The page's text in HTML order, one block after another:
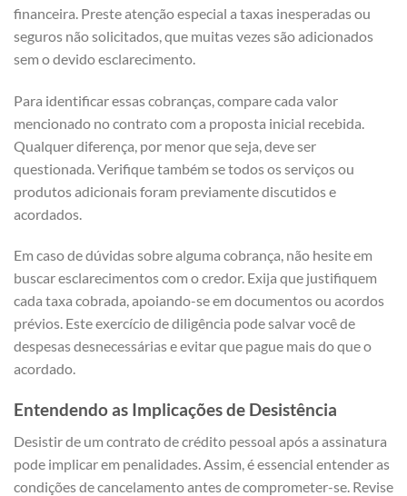
financeira. Preste atenção especial a taxas inesperadas ou
seguros não solicitados, que muitas vezes são adicionados
sem o devido esclarecimento.
Para identificar essas cobranças, compare cada valor
mencionado no contrato com a proposta inicial recebida.
Qualquer diferença, por menor que seja, deve ser
questionada. Verifique também se todos os serviços ou
produtos adicionais foram previamente discutidos e
acordados.
Em caso de dúvidas sobre alguma cobrança, não hesite em
buscar esclarecimentos com o credor. Exija que justifiquem
cada taxa cobrada, apoiando-se em documentos ou acordos
prévios. Este exercício de diligência pode salvar você de
despesas desnecessárias e evitar que pague mais do que o
acordado.
Entendendo as Implicações de Desistência
Desistir de um contrato de crédito pessoal após a assinatura
pode implicar em penalidades. Assim, é essencial entender as
condições de cancelamento antes de comprometer-se. Revise